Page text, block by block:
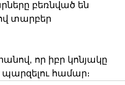
բեռնված են
տարբեր
որ իբր կոնյակը
պարզելու համար։